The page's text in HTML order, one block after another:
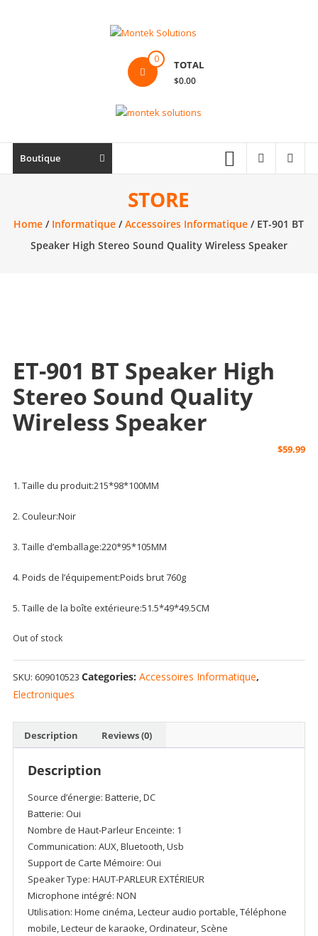
Ordinateur,
électronique
0 TOTAL
$0.00
Boutique
STORE
Home / Informatique /Accessoires Informatique / ET-901 BT
Speaker High Stereo Sound Quality Wireless Speaker
ET-901 BT Speaker High
Stereo Sound Quality
Wireless Speaker
$59.99
1. Taille du produit:215*98*100MM
2. Couleur:Noir
3. Taille d’emballage:220*95*105MM
4. Poids de l’équipement:Poids brut 760g
5. Taille de la boîte extérieure:51.5*49*49.5CM
Out of stock
SKU: 609010523 Categories: Accessoires Informatique,
Electroniques
Description Reviews (0)
Description
Source d’énergie: Batterie, DC
Batterie: Oui
Nombre de Haut-Parleur Enceinte: 1
Communication: AUX, Bluetooth, Usb
Support de Carte Mémoire: Oui
Speaker Type: HAUT-PARLEUR EXTÉRIEUR
Microphone intégré: NON
Utilisation: Home cinéma, Lecteur audio portable, Téléphone
mobile, Lecteur de karaoke, Ordinateur, Scène